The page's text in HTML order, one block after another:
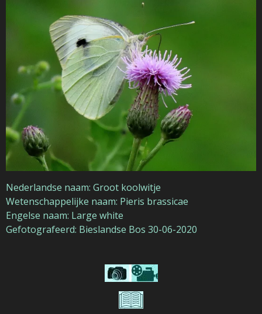
Nederlandse naam: Groot koolwitje
Wetenschappelijke naam: Pieris brassicae
Engelse naam: Large white
Gefotografeerd: Bieslandse Bos 30-06-2020